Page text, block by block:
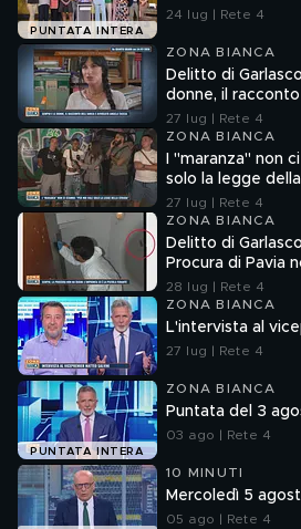
PUNTATA INTERA
24 lug | Rete 4
ZONA BIANCA
Delitto di
donne, il
Angela Taccia
27 lug | Rete 4
ZONA BIANCA
I "maranza" non
solo la legge
27 lug | Rete 4
ZONA BIANCA
Delitto di Garlasco:
Procura di Pavia
33 è la pistola
28 lug | Rete 4
ZONA BIANCA
L'intervista al
27 lug | Rete 4
PUNTATA INTERA
ZONA BIANCA
Puntata del 3
03 ago | Rete 4
10 MINUTI
Mercoledì 5
05 ago | Rete 4